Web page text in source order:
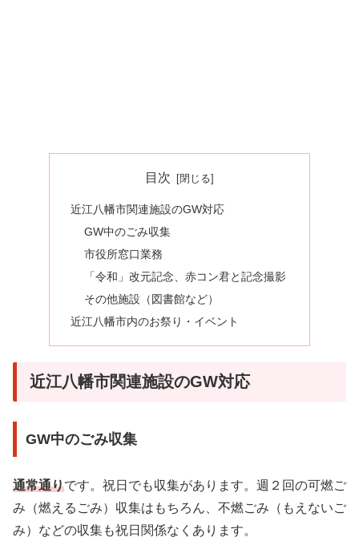
目次
近江八幡市関連施設のGW対応
GW中のごみ収集
市役所窓口業務
「令和」改元記念、赤コン君と記念撮影
その他施設（図書館など）
近江八幡市内のお祭り・イベント
近江八幡市関連施設のGW対応
GW中のごみ収集
通常通りです。祝日でも収集があります。週２回の可燃ご
み（燃えるごみ）収集はもちろん、不燃ごみ（もえないご
み）などの収集も祝日関係なくあります。